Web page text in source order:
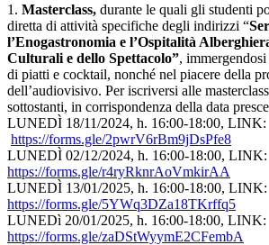
1. Masterclass, durante le quali gli studenti
diretta di attività specifiche degli indirizzi “
l’Enogastronomia e l’Ospitalità
Culturali e dello Spettacolo”,
di piatti e cocktail, nonché nel piacere della
dell’audiovisivo. Per iscriversi alle
sottostanti, in corrispondenza della data
LUNEDÌ 18/11/2024, h. 16:00-18:00, LINK:
https://forms.gle/2pwrV6rBm9jDsPfe8
LUNEDÌ 02/12/2024, h. 16:00-18:00, LINK:
https://forms.gle/r4ryRknrAoVmkirAA
LUNEDÌ 13/01/2025, h. 16:00-18:00, LINK:
https://forms.gle/5YWq3DZa18TKrffq5
LUNEDì 20/01/2025, h. 16:00-18:00, LINK:
https://forms.gle/zaDStWyymE2CFembA